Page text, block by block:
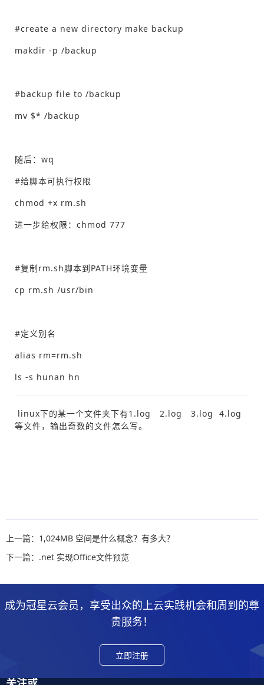
#create a new directory make backup
makdir -p /backup
#backup file to /backup
mv $* /backup
随后：wq
#给脚本可执行权限
chmod +x rm.sh
进一步给权限：chmod 777
#复制rm.sh脚本到PATH环境变量
cp rm.sh /usr/bin
#定义别名
alias rm=rm.sh
ls -s hunan hn
linux下的某一个文件夹下有1.log 2.log 3.log 4.log
等文件，输出奇数的文件怎么写。
上一篇：1,024MB 空间是什么概念？有多大？
下一篇：.net 实现Office文件预览
成为冠星云会员，享受出众的上云实践机会和周到的尊
贵服务！
立即注册